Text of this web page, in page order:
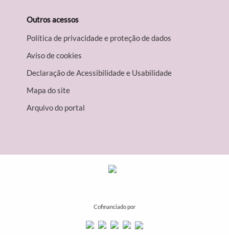
Outros acessos
Política de privacidade e proteção de dados
Aviso de cookies
Declaração de Acessibilidade e Usabilidade
Mapa do site
Arquivo do portal
Cofinanciado por